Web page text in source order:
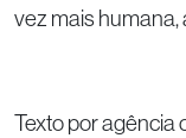
vez mais
Texto por agência